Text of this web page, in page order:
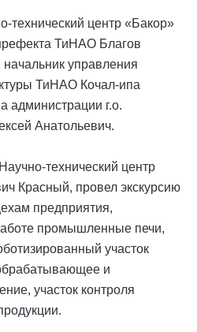
технический центр «Бакор»
ТиНАО Благов
управления
ТиНАО Кочал-ипа
администрации г.о.
Анатольевич.
технический центр
Красный, провел экскурсию
предприятия,
промышленные печи,
участок
и
участок контроля